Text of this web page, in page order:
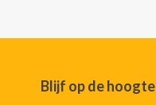
Blijf op de hoogte